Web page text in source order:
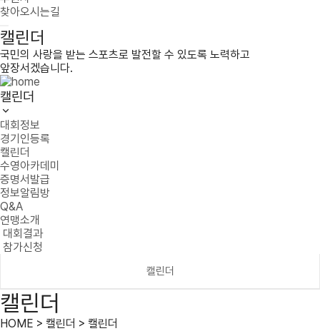
찾아오시는길
캘린더
국민의 사랑을 받는 스포츠로 발전할 수 있도록 노력하고
앞장서겠습니다.
캘린더
대회정보
경기인등록
캘린더
수영아카데미
증명서발급
정보알림방
Q&A
연맹소개
대회결과
참가신청
캘린더
캘린더
HOME > 캘린더 > 캘린더